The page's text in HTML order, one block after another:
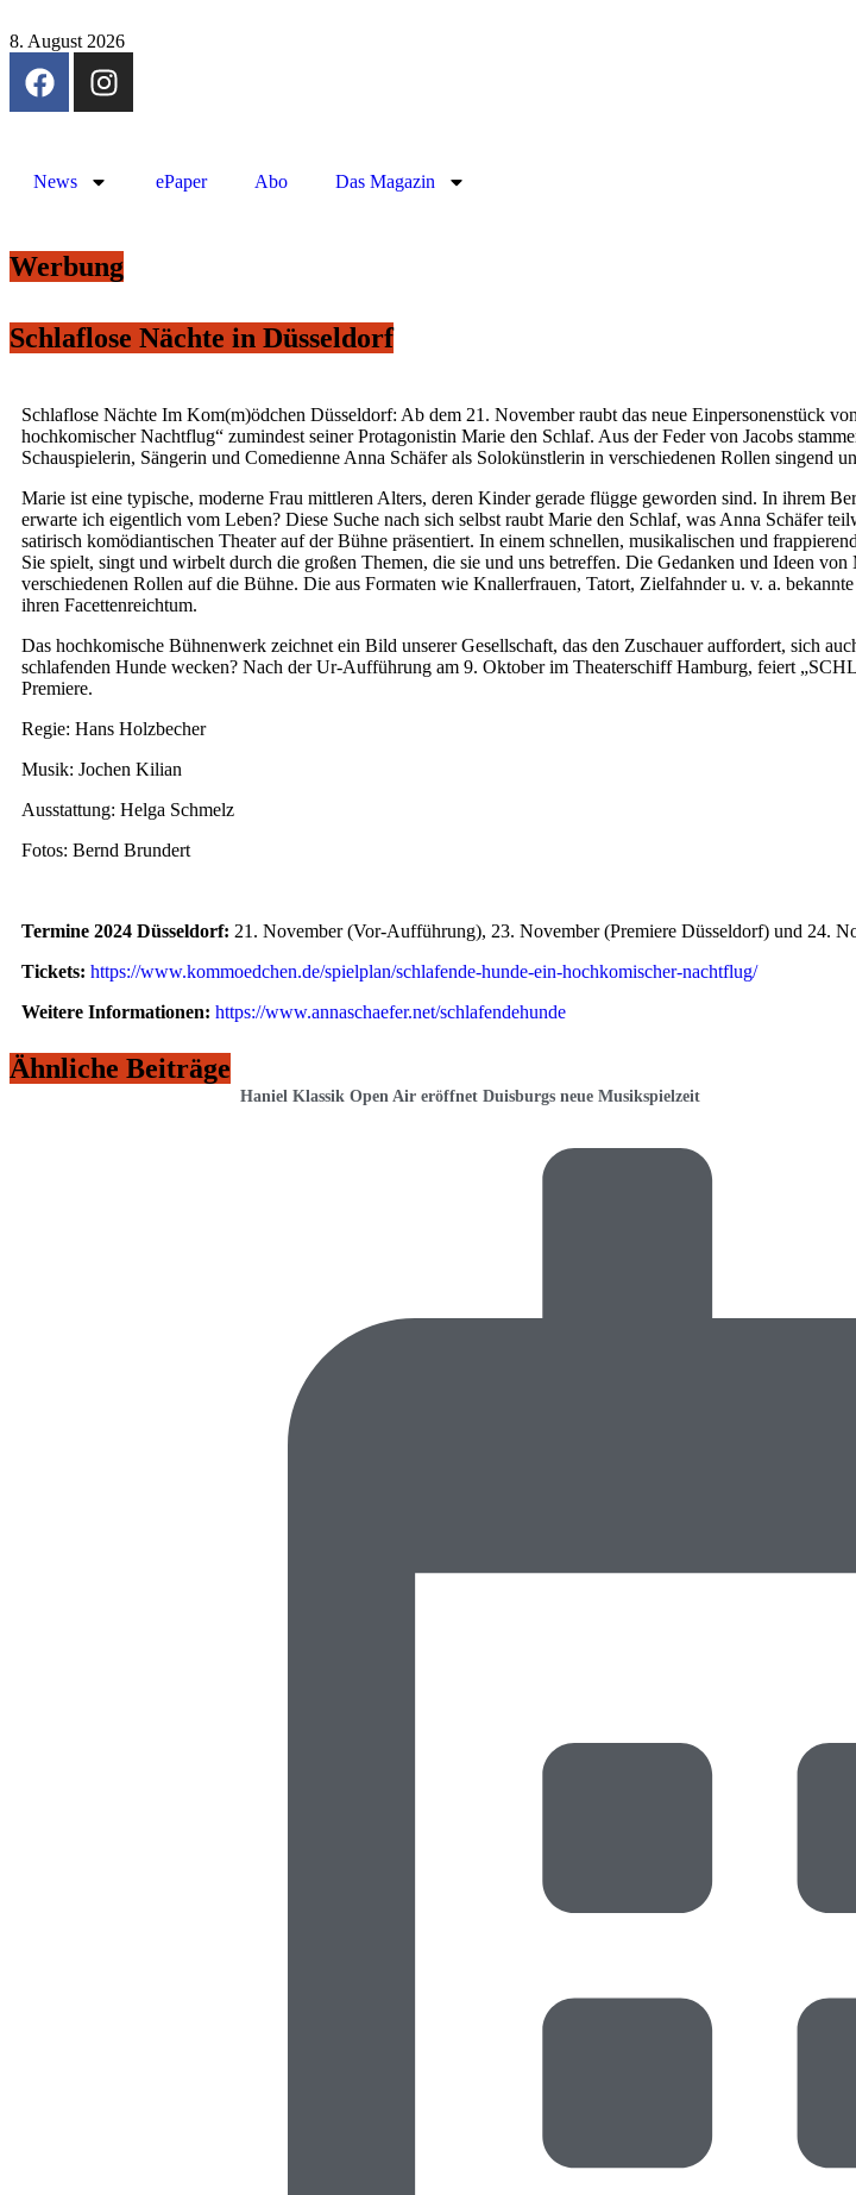
8. August 2026
News ePaper Abo Das Magazin
Werbung
Schlaflose Nächte in Düsseldorf
Schlaflose Nächte Im Kom(m)ödchen Düsseldorf: Ab dem 21. November raubt das neue Einpersonenstück
hochkomischer Nachtflug“ zumindest seiner Protagonistin Marie den Schlaf. Aus der Feder von Jacobs
Schauspielerin, Sängerin und Comedienne Anna Schäfer als Solokünstlerin in verschiedenen Rollen singend
Marie ist eine typische, moderne Frau mittleren Alters, deren Kinder gerade flügge geworden sind. In ihrem
erwarte ich eigentlich vom Leben? Diese Suche nach sich selbst raubt Marie den Schlaf, was Anna Schäfer
satirisch komödiantischen Theater auf der Bühne präsentiert. In einem schnellen, musikalischen und
Sie spielt, singt und wirbelt durch die großen Themen, die sie und uns betreffen. Die Gedanken und Ideen
verschiedenen Rollen auf die Bühne. Die aus Formaten wie Knallerfrauen, Tatort, Zielfahnder u. v. a.
ihren Facettenreichtum.
Das hochkomische Bühnenwerk zeichnet ein Bild unserer Gesellschaft, das den Zuschauer auffordert, sich
schlafenden Hunde wecken? Nach der Ur-Aufführung am 9. Oktober im Theaterschiff Hamburg, feiert
Premiere.
Regie: Hans Holzbecher
Musik: Jochen Kilian
Ausstattung: Helga Schmelz
Fotos: Bernd Brundert
Termine 2024 Düsseldorf: 21. November (Vor-Aufführung), 23. November (Premiere Düsseldorf) und 24.
Tickets: https://www.kommoedchen.de/spielplan/schlafende-hunde-ein-hochkomischer-nachtflug/
Weitere Informationen: https://www.annaschaefer.net/schlafendehunde
Ähnliche Beiträge
Haniel Klassik Open Air eröffnet Duisburgs neue Musikspielzeit